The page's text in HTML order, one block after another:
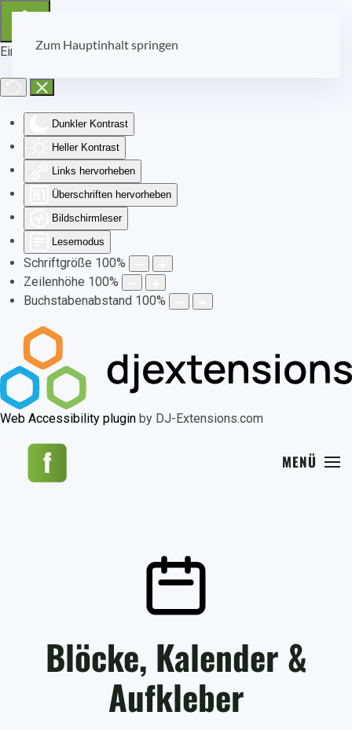
Eingabehilfen öffnen
Dunkler Kontrast
Heller Kontrast
Links hervorheben
Überschriften hervorheben
Bildschirmleser
Lesemodus
Schriftgröße 100%
Zeilenhöhe 100%
Buchstabenabstand 100%
Web Accessibility plugin by DJ-Extensions.com
Zum Hauptinhalt springen
MENÜ
Blöcke, Kalender &
Aufkleber